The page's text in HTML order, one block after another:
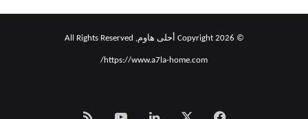
© Copyright 2026 أحلى هاوم, All Rights Reserved
https://www.a7la-home.com/
فيسبوك لينكدإن‫YouTube
Smart